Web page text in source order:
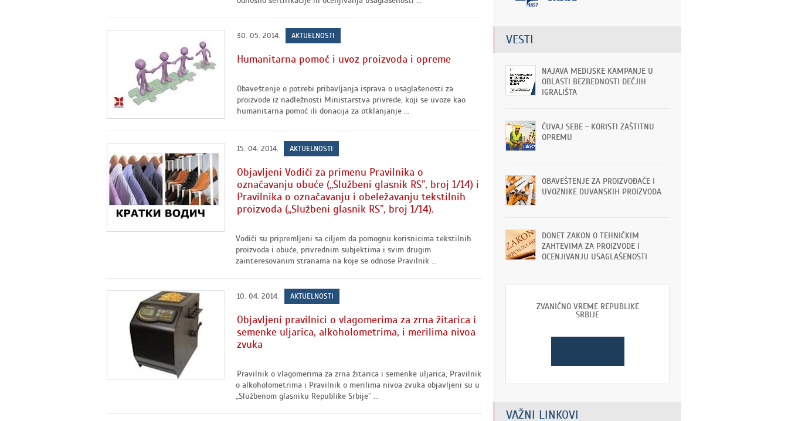
30. 05. 2014. AKTUELNOSTI
Humanitarna pomoć i uvoz proizvoda i opreme
Obaveštenje o potrebi pribavljanja isprava o usaglašenosti za
proizvode iz nadležnosti Ministarstva privrede, koji se uvoze kao
humanitarna pomoć ili donacija za otklanjanje ...
15. 04. 2014. AKTUELNOSTI
Objavljeni Vodiči za primenu Pravilnika o
označavanju obuće („Službeni glasnik RS”, broj 1/14) i
Pravilnika o označavanju i obeležavanju tekstilnih
proizvoda („Službeni glasnik RS”, broj 1/14).
Vodiči su pripremljeni sa ciljem da pomognu korisnicima tekstilnih
proizvoda i obuće, privrednim subjektima i svim drugim
zainteresovanim stranama na koje se odnose Pravilnik ...
10. 04. 2014. AKTUELNOSTI
Objavljeni pravilnici o vlagomerima za zrna žitarica i
semenke uljarica, alkoholometrima, i merilima nivoa
zvuka
Pravilnik o vlagomerima za zrna žitarica i semenke uljarica, Pravilnik
o alkoholometrima i Pravilnik o merilima nivoa zvuka objavljeni su u
„Službenom glasniku Republike Srbije” ...
VESTI
NAJAVA MEDIJSKE KAMPANJE U
OBLASTI BEZBEDNOSTI DEČJIH
IGRALIŠTA
ČUVAJ SEBE - KORISTI ZAŠTITNU
OPREMU
OBAVEŠTENJE ZA PROIZVOĐAČE I
UVOZNIKE DUVANSKIH PROIZVODA
DONET ZAKON O TEHNIČKIM
ZAHTEVIMA ZA PROIZVODE I
OCENJIVANJU USAGLAŠENOSTI
ZVANIČNO VREME REPUBLIKE
SRBIJE
VAŽNI LINKOVI